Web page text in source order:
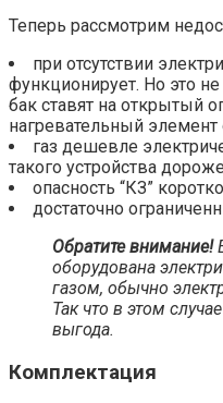
Теперь рассмотрим
при отсутствии
функционирует. Но это
бак ставят на открытый
нагревательный элемент
газ дешевле
такого устройства
опасность “КЗ”
достаточно
Обратите внимание!
оборудована
газом, обычно
Так что в этом
выгода.
Комплектация